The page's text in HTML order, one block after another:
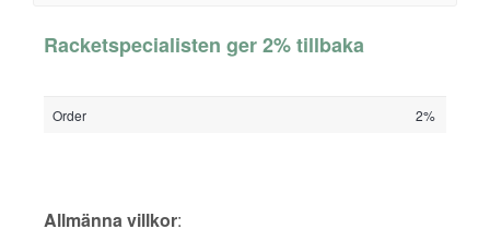
Racketspecialisten ger 2% tillbaka
Order 2%
Allmänna villkor: